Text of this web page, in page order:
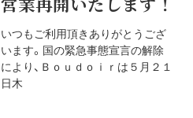
いつもご利用頂きありがとうござ
います。国の緊急事態宣言の解除
により、Ｂｏｕｄｏｉｒは５月２１
日木